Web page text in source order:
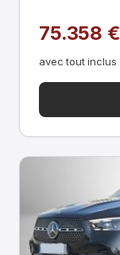
75.358 €
avec tout inclus